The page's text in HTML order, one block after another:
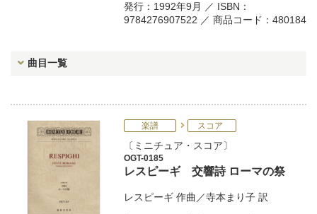
発行：1992年9月 ／ ISBN：
9784276907522 ／ 商品コード：480184
曲目一覧
楽譜 スコア
ミニチュア・スコア
OGT-0185
レスピーギ 交響詩 ローマの祭
レスピーギ 作曲／寺本まり子 訳